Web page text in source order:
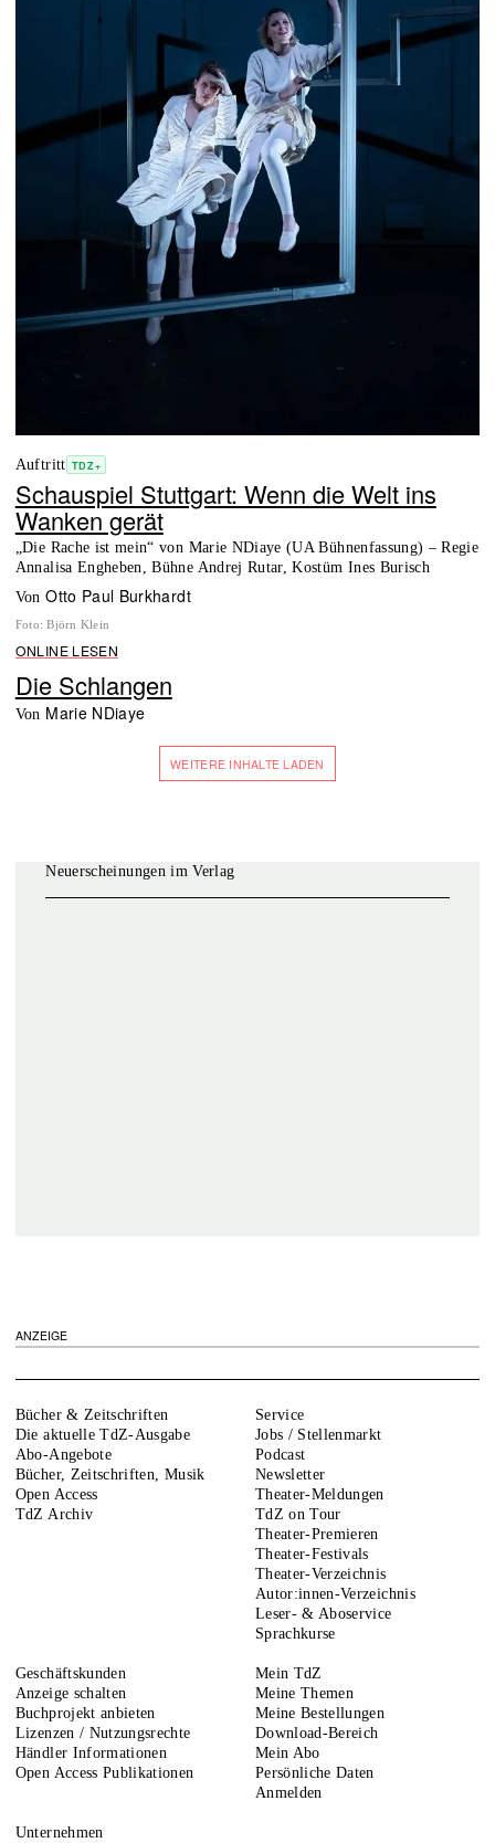
Auftritt TDZ+
Schauspiel Stuttgart: Wenn die Welt ins
Wanken gerät
„Die Rache ist mein“ von Marie NDiaye (UA Bühnenfassung) – Regie
Annalisa Engheben, Bühne Andrej Rutar, Kostüm Ines Burisch
von Otto Paul Burkhardt
Foto: Björn Klein
ONLINE LESEN
Die Schlangen
von Marie NDiaye
WEITERE INHALTE LADEN
Neuerscheinungen im Verlag
ANZEIGE
Bücher & Zeitschriften
Die aktuelle TdZ-Ausgabe
Abo-Angebote
Bücher, Zeitschriften, Musik
Open Access
TdZ Archiv
Service
Jobs / Stellenmarkt
Podcast
Newsletter
Theater-Meldungen
TdZ on Tour
Theater-Premieren
Theater-Festivals
Theater-Verzeichnis
Autor:innen-Verzeichnis
Leser- & Aboservice
Sprachkurse
Geschäftskunden
Anzeige schalten
Buchprojekt anbieten
Lizenzen / Nutzungsrechte
Händler Informationen
Open Access Publikationen
Mein TdZ
Meine Themen
Meine Bestellungen
Download-Bereich
Mein Abo
Persönliche Daten
Anmelden
Unternehmen